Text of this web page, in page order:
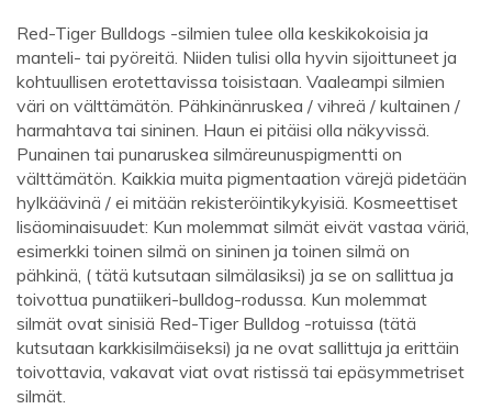
Red-Tiger Bulldogs -silmien tulee olla keskikokoisia ja
manteli- tai pyöreitä. Niiden tulisi olla hyvin sijoittuneet ja
kohtuullisen erotettavissa toisistaan. Vaaleampi silmien
väri on välttämätön. Pähkinänruskea / vihreä / kultainen /
harmahtava tai sininen. Haun ei pitäisi olla näkyvissä.
Punainen tai punaruskea silmäreunuspigmentti on
välttämätön. Kaikkia muita pigmentaation värejä pidetään
hylkäävinä / ei mitään rekisteröintikykyisiä. Kosmeettiset
lisäominaisuudet: Kun molemmat silmät eivät vastaa väriä,
esimerkki toinen silmä on sininen ja toinen silmä on
pähkinä, ( tätä kutsutaan silmälasiksi) ja se on sallittua ja
toivottua punatiikeri-bulldog-rodussa. Kun molemmat
silmät ovat sinisiä Red-Tiger Bulldog -rotuissa (tätä
kutsutaan karkkisilmäiseksi) ja ne ovat sallittuja ja erittäin
toivottavia, vakavat viat ovat ristissä tai epäsymmetriset
silmät.